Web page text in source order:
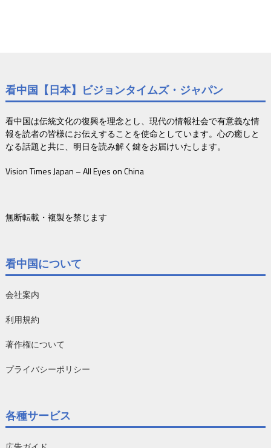
看中国【日本】ビジョンタイムズ・ジャパン
看中国は伝統文化の復興を理念とし、現代の情報社会で有意義な情
報を読者の皆様にお伝えすることを使命としています。心の癒しと
なる話題と共に、明日を読み解く鍵をお届けいたします。
Vision Times Japan – All Eyes on China
無断転載・複製を禁じます
看中国について
会社案内
利用規約
著作権について
プライバシーポリシー
各種サービス